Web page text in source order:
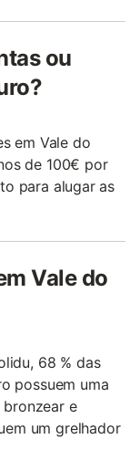
ou
em Vale do
de 100€ por
para alugar as
Vale do
68 % das
possuem uma
bronzear e
um grelhador